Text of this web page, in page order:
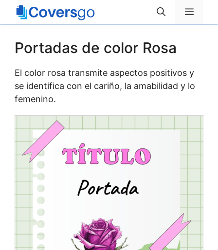
Saltar
Menú
Portadas de color Rosa
El color rosa transmite aspectos positivos y
se identifica con el cariño, la amabilidad y lo
femenino.